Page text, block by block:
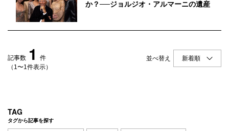
Q&A
企業担当の方へ
か？──ジョルジオ・アルマーニの遺産
記事数 1
件
（1〜1件表示）
並べ替え
TAG
タグから記事を探す